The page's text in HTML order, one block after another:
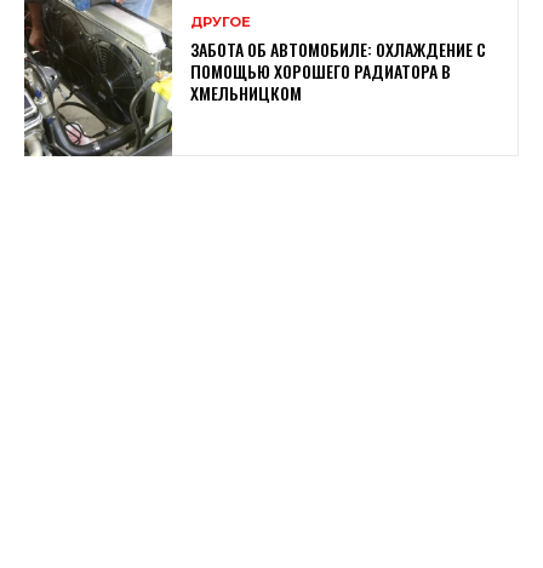
ДРУГОЕ
ЗАБОТА ОБ АВТОМОБИЛЕ: ОХЛАЖДЕНИЕ С
ПОМОЩЬЮ ХОРОШЕГО РАДИАТОРА В
ХМЕЛЬНИЦКОМ